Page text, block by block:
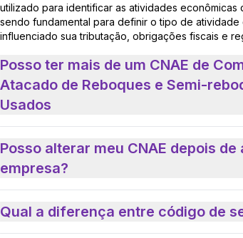
utilizado para identificar as atividades econômicas
sendo fundamental para definir o tipo de atividade
influenciado sua tributação, obrigações fiscais e
Posso ter mais de um CNAE de
Atacado de Reboques e Semi-
Usados
Posso alterar meu CNAE depois de
empresa?
Qual a diferença entre código de